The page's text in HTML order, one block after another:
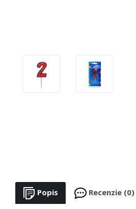
Popis Recenzie (0)